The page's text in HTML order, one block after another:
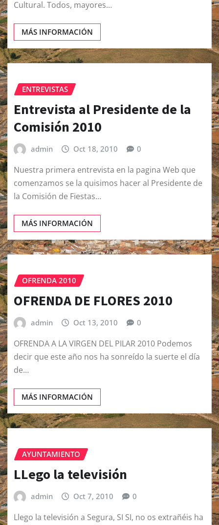
Cultural. Todos, mayores…
MÁS INFORMACIÓN
ENTREVISTAS
Entrevista al Presidente de la
Comisión 2010
admin Oct 18, 2010 0
Nuestra primera entrevista en la pagina Web que
comenzamos se la quisimos hacer al Presidente de
la Comisión de Fiestas…
MÁS INFORMACIÓN
OFRENDA 2010
OFRENDA DE FLORES 2010
admin Oct 13, 2010 0
OFRENDA A LA VIRGEN DEL PILAR 2010 Podemos
decir que este año nos ha sonreído la suerte el día
de…
MÁS INFORMACIÓN
AYUNTAMIENTO
LLego la televisión
admin Oct 7, 2010 0
Llego la televisión a Segura, SI SI, no os extrañéis ha